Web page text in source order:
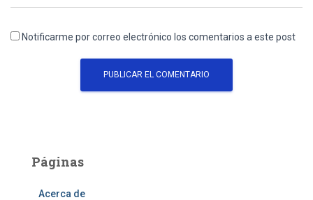
Notificarme por correo electrónico los comentarios a este post
Páginas
Acerca de